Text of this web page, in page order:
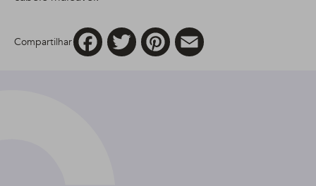
Compartilhar
FacebookTwitter Pinterest